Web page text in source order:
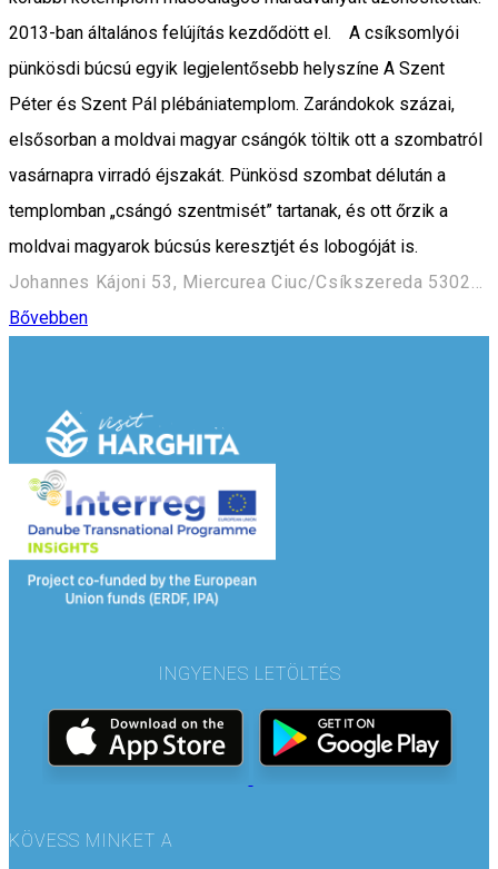
2013-ban általános felújítás kezdődött el. A csíksomlyói
pünkösdi búcsú egyik legjelentősebb helyszíne A Szent
Péter és Szent Pál plébániatemplom. Zarándokok százai,
elsősorban a moldvai magyar csángók töltik ott a szombatról
vasárnapra virradó éjszakát. Pünkösd szombat délután a
templomban „csángó szentmisét” tartanak, és ott őrzik a
moldvai magyarok búcsús keresztjét és lobogóját is.
Johannes Kájoni 53, Miercurea Ciuc/Csíkszereda 530204, Romania
Bővebben
INGYENES LETÖLTÉS
KÖVESS MINKET A